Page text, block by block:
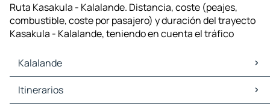
Ruta Kasakula - Kalalande. Distancia, coste (peajes,
combustible, coste por pasajero) y duración del trayecto
Kasakula - Kalalande, teniendo en cuenta el tráfico
Kalalande
Kalalande Mapas Planos
Kalalande Trafico
Itinerarios